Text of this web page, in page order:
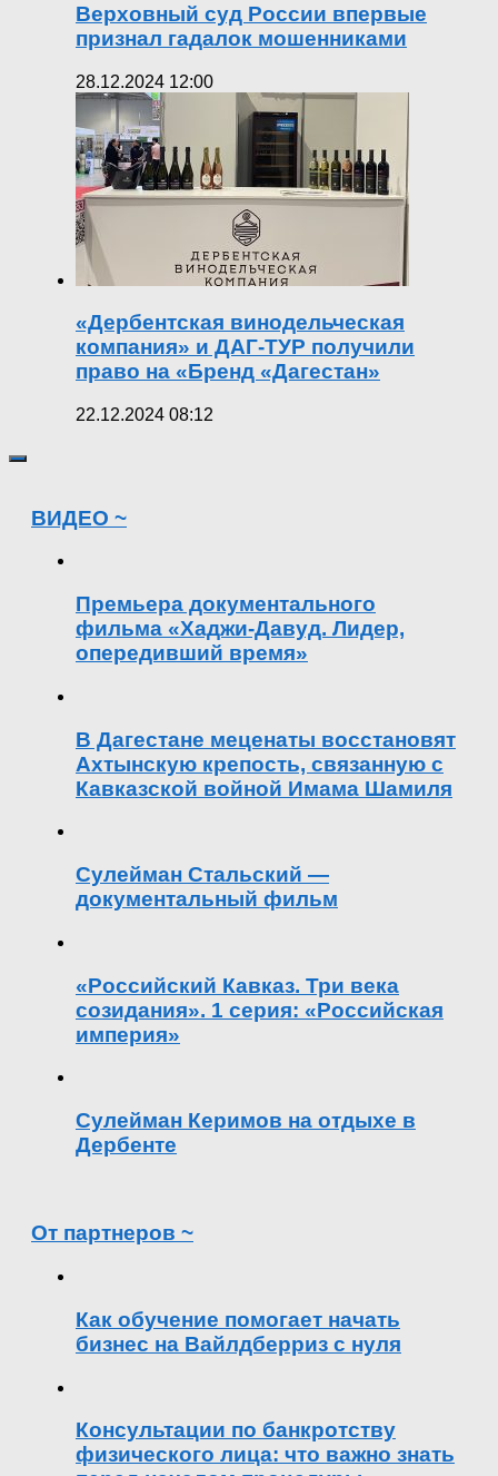
Верховный суд России впервые
признал гадалок мошенниками
28.12.2024 12:00
«Дербентская винодельческая
компания» и ДАГ-ТУР получили
право на «Бренд «Дагестан»
22.12.2024 08:12
ВИДЕО ~
Премьера документального
фильма «Хаджи-Давуд. Лидер,
опередивший время»
В Дагестане меценаты восстановят
Ахтынскую крепость, связанную с
Кавказской войной Имама Шамиля
Сулейман Стальский —
документальный фильм
«Российский Кавказ. Три века
созидания». 1 серия: «Российская
империя»
Сулейман Керимов на отдыхе в
Дербенте
От партнеров ~
Как обучение помогает начать
бизнес на Вайлдберриз с нуля
Консультации по банкротству
физического лица: что важно знать